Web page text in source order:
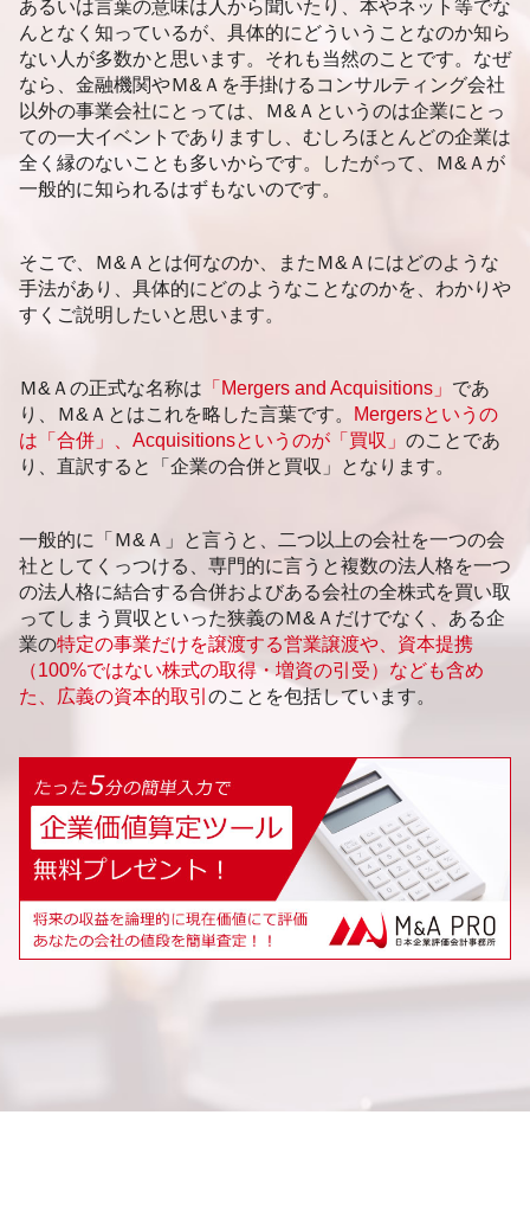
企業価値評価 指標
新潟市 企業価値評価
札幌市 後継者問題
福岡市 事業承継 相談
新潟市 資金調達 相談
あるいは言葉の意味は人から聞いたり、本やネット等でな
んとなく知っているが、具体的にどういうことなのか知ら
ない人が多数かと思います。それも当然のことです。なぜ
なら、金融機関やＭ&Ａを手掛けるコンサルティング会社
以外の事業会社にとっては、Ｍ&Ａというのは企業にとっ
ての一大イベントでありますし、むしろほとんどの企業は
全く縁のないことも多いからです。したがって、Ｍ&Ａが
一般的に知られるはずもないのです。
そこで、Ｍ&Ａとは何なのか、またＭ&Ａにはどのような
手法があり、具体的にどのようなことなのかを、わかりや
すくご説明したいと思います。
Ｍ&Ａの正式な名称は 「Mergers and Acquisitions」 であ
り、Ｍ&Ａとはこれを略した言葉です。
Mergersというの
は「合併」、Acquisitionsというのが「買収」 のことであ
り、直訳すると「企業の合併と買収」となります。
一般的に「Ｍ&Ａ」と言うと、二つ以上の会社を一つの会
社としてくっつける、専門的に言うと複数の法人格を一つ
の法人格に結合する合併およびある会社の全株式を買い取
ってしまう買収といった狭義のＭ&Ａだけでなく、ある企
業の特定の事業だけを譲渡する営業譲渡や、資本提携
（100%ではない株式の取得・増資の引受）なども含め
た、広義の資本的取引 のことを包括しています。